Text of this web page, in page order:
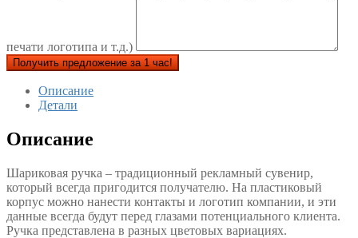
печати логотипа и т.д.)
Получить предложение за 1 час!
Описание
Детали
Описание
Шариковая ручка – традиционный рекламный сувенир,
который всегда пригодится получателю. На пластиковый
корпус можно нанести контакты и логотип компании, и эти
данные всегда будут перед глазами потенциального клиента.
Ручка представлена в разных цветовых вариациях.